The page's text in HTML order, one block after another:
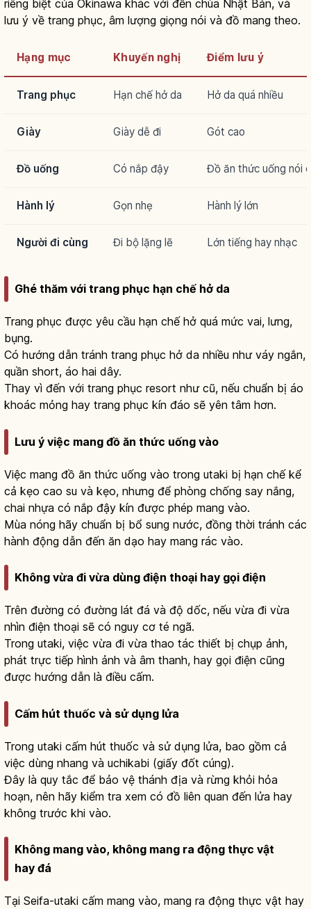
riêng biệt của Okinawa khác với đền chùa Nhật Bản, và
lưu ý về trang phục, âm lượng giọng nói và đồ mang theo.
Hạng mục Khuyến nghị Điểm lưu ý
Trang phục Hạn chế hở da Hở da quá nhiều
Giày Giày dễ đi Gót cao
Đồ uống Có nắp đậy Đồ ăn thức uống nói
Hành lý Gọn nhẹ Hành lý lớn
Người đi cùng Đi bộ lặng lẽ Lớn tiếng hay nhạc
Ghé thăm với trang phục hạn chế hở da
Trang phục được yêu cầu hạn chế hở quá mức vai, lưng,
bụng.
Có hướng dẫn tránh trang phục hở da nhiều như váy ngắn,
quần short, áo hai dây.
Thay vì đến với trang phục resort như cũ, nếu chuẩn bị áo
khoác mỏng hay trang phục kín đáo sẽ yên tâm hơn.
Lưu ý việc mang đồ ăn thức uống vào
Việc mang đồ ăn thức uống vào trong utaki bị hạn chế kể
cả kẹo cao su và kẹo, nhưng để phòng chống say nắng,
chai nhựa có nắp đậy kín được phép mang vào.
Mùa nóng hãy chuẩn bị bổ sung nước, đồng thời tránh các
hành động dẫn đến ăn dạo hay mang rác vào.
Không vừa đi vừa dùng điện thoại hay gọi điện
Trên đường có đường lát đá và độ dốc, nếu vừa đi vừa
nhìn điện thoại sẽ có nguy cơ té ngã.
Trong utaki, việc vừa đi vừa thao tác thiết bị chụp ảnh,
phát trực tiếp hình ảnh và âm thanh, hay gọi điện cũng
được hướng dẫn là điều cấm.
Cấm hút thuốc và sử dụng lửa
Trong utaki cấm hút thuốc và sử dụng lửa, bao gồm cả
việc dùng nhang và uchikabi (giấy đốt cúng).
Đây là quy tắc để bảo vệ thánh địa và rừng khỏi hỏa
hoạn, nên hãy kiểm tra xem có đồ liên quan đến lửa hay
không trước khi vào.
Không mang vào, không mang ra động thực vật
hay đá
Tại Seifa-utaki cấm mang vào, mang ra động thực vật hay